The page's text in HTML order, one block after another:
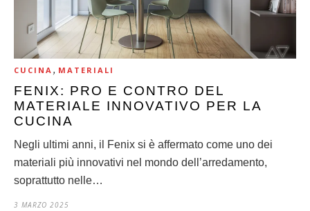
CUCINA , MATERIALI
FENIX: PRO E CONTRO DEL
MATERIALE INNOVATIVO PER LA
CUCINA
Negli ultimi anni, il Fenix si è affermato come uno dei
materiali più innovativi nel mondo dell’arredamento,
soprattutto nelle…
3 MARZO 2025